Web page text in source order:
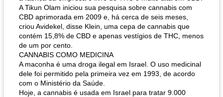
A Tikun Olam iniciou sua pesquisa sobre cannabis com
CBD aprimorada em 2009 e, há cerca de seis meses,
criou Avidekel, disse Klein, uma cepa de cannabis que
contém 15,8% de CBD e apenas vestígios de THC, menos
de um por cento.
CANNABIS COMO MEDICINA
A maconha é uma droga ilegal em Israel. O uso medicinal
dele foi permitido pela primeira vez em 1993, de acordo
com o Ministério da Saúde.
Hoje, a cannabis é usada em Israel para tratar 9.000